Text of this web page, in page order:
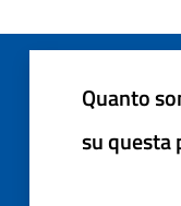
Quanto
su questa